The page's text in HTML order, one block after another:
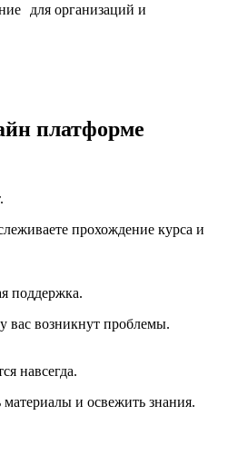
для организаций и
платформе
прохождение курса и
поддержка.
вас возникнут проблемы.
навсегда.
и освежить знания.